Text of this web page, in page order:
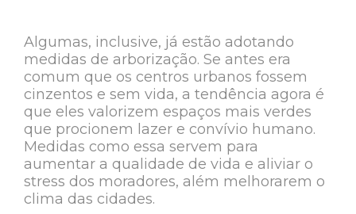
Algumas, inclusive, já estão adotando
medidas de arborização. Se antes era
comum que os centros urbanos fossem
cinzentos e sem vida, a tendência agora é
que eles valorizem espaços mais verdes
que procionem lazer e convívio humano.
Medidas como essa servem para
aumentar a qualidade de vida e aliviar o
stress dos moradores, além melhorarem o
clima das cidades.